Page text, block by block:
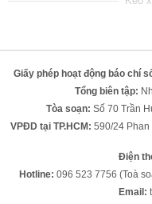
Giấy phép hoạt động báo chí
Tổng biên tập:
Tòa soạn: Số 70 Trần
VPĐD tại TP.HCM: 590/24
Điện
Hotline: 096 523 7756 (Toà
Email: